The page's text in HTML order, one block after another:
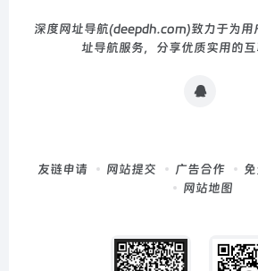
深度网址导航(deepdh.com)致力于为用
址导航服务，分享优质实用的互
友链申请 网站提交 广告合作
网站地图